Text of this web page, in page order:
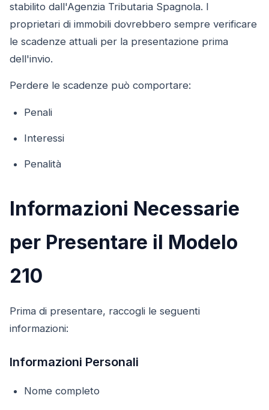
stabilito dall'Agenzia Tributaria Spagnola. I
proprietari di immobili dovrebbero sempre verificare
le scadenze attuali per la presentazione prima
dell'invio.
Perdere le scadenze può comportare:
Penali
Interessi
Penalità
Informazioni Necessarie
per Presentare il Modelo
210
Prima di presentare, raccogli le seguenti
informazioni:
Informazioni Personali
Nome completo